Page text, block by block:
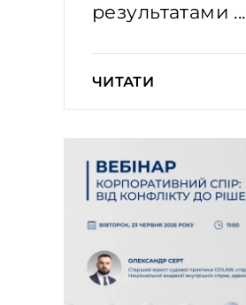
результатами ...
ЧИТАТИ